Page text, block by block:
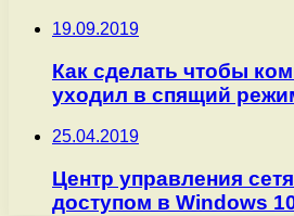
19.09.2019
Как сделать чтобы
уходил в спящий
25.04.2019
Центр управления
доступом в Windows